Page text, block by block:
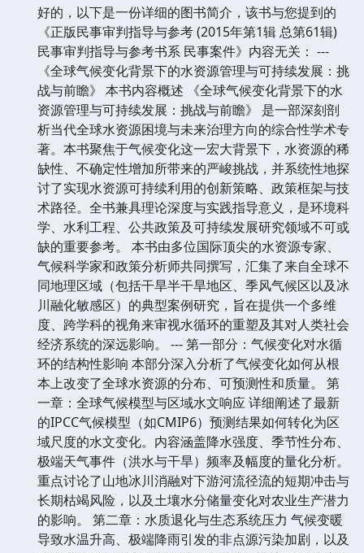
好的，以下是一份详细的图书简介，该书与您提到的
《正版民事审判指导与参考 (2015年第1辑 总第61辑)
民事审判指导与参考书系 民事案件》内容无关： ---
《全球气候变化背景下的水资源管理与可持续发展：挑
战与前瞻》 本书内容概述 《全球气候变化背景下的水
资源管理与可持续发展：挑战与前瞻》 是一部深刻剖
析当代全球水资源困境与未来治理方向的综合性学术专
著。本书聚焦于气候变化这一宏大背景下，水资源的稀
缺性、不确定性增加所带来的严峻挑战，并系统性地探
讨了实现水资源可持续利用的创新策略、政策框架与技
术路径。全书兼具理论深度与实践指导意义，是环境科
学、水利工程、公共政策及可持续发展研究领域不可或
缺的重要参考。 本书由多位国际顶尖的水资源专家、
气候科学家和政策分析师共同撰写，汇集了来自全球不
同地理区域（包括干旱半干旱地区、季风气候区以及冰
川融化敏感区）的典型案例研究，旨在提供一个多维
度、跨学科的视角来审视水循环的重塑及其对人类社会
经济系统的深远影响。 --- 第一部分：气候变化对水循
环的结构性影响 本部分深入分析了气候变化如何从根
本上改变了全球水资源的分布、可预测性和质量。 第
一章：全球气候模型与区域水文响应 详细阐述了最新
的IPCC气候模型（如CMIP6）预测结果如何转化为区
域尺度的水文变化。内容涵盖降水强度、季节性分布、
极端天气事件（洪水与干旱）频率及幅度的量化分析。
重点讨论了山地冰川消融对下游河流径流的短期冲击与
长期枯竭风险，以及土壤水分储量变化对农业生产潜力
的影响。 第二章：水质退化与生态系统压力 气候变暖
导致水温升高、极端降雨引发的非点源污染加剧，以及